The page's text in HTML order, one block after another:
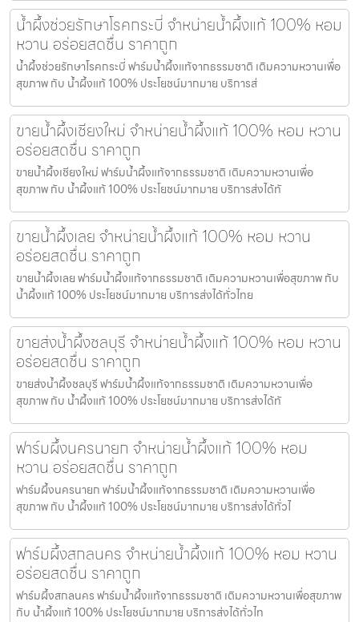
น้ำผึ้งช่วยรักษาโรคกระบี่ จำหน่ายน้ำผึ้งแท้ 100% หอม
หวาน อร่อยสดชื่น ราคาถูก
น้ำผึ้งช่วยรักษาโรคกระบี่ ฟาร์มน้ำผึ้งแท้จากธรรมชาติ เติมความหวานเพื่อ
สุขภาพ กับ น้ำผึ้งแท้ 100% ประโยชน์มากมาย บริการส่
ขายน้ำผึ้งเชียงใหม่ จำหน่ายน้ำผึ้งแท้ 100% หอม หวาน
อร่อยสดชื่น ราคาถูก
ขายน้ำผึ้งเชียงใหม่ ฟาร์มน้ำผึ้งแท้จากธรรมชาติ เติมความหวานเพื่อ
สุขภาพ กับ น้ำผึ้งแท้ 100% ประโยชน์มากมาย บริการส่งได้ทั
ขายน้ำผึ้งเลย จำหน่ายน้ำผึ้งแท้ 100% หอม หวาน
อร่อยสดชื่น ราคาถูก
ขายน้ำผึ้งเลย ฟาร์มน้ำผึ้งแท้จากธรรมชาติ เติมความหวานเพื่อสุขภาพ กับ
น้ำผึ้งแท้ 100% ประโยชน์มากมาย บริการส่งได้ทั่วไทย
ขายส่งน้ำผึ้งชลบุรี จำหน่ายน้ำผึ้งแท้ 100% หอม หวาน
อร่อยสดชื่น ราคาถูก
ขายส่งน้ำผึ้งชลบุรี ฟาร์มน้ำผึ้งแท้จากธรรมชาติ เติมความหวานเพื่อ
สุขภาพ กับ น้ำผึ้งแท้ 100% ประโยชน์มากมาย บริการส่งได้ทั
ฟาร์มผึ้งนครนายก จำหน่ายน้ำผึ้งแท้ 100% หอม
หวาน อร่อยสดชื่น ราคาถูก
ฟาร์มผึ้งนครนายก ฟาร์มน้ำผึ้งแท้จากธรรมชาติ เติมความหวานเพื่อ
สุขภาพ กับ น้ำผึ้งแท้ 100% ประโยชน์มากมาย บริการส่งได้ทั่วไ
ฟาร์มผึ้งสกลนคร จำหน่ายน้ำผึ้งแท้ 100% หอม หวาน
อร่อยสดชื่น ราคาถูก
ฟาร์มผึ้งสกลนคร ฟาร์มน้ำผึ้งแท้จากธรรมชาติ เติมความหวานเพื่อสุขภาพ
กับ น้ำผึ้งแท้ 100% ประโยชน์มากมาย บริการส่งได้ทั่วไท